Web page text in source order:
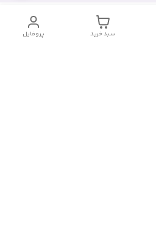
پروفایل سبد خرید